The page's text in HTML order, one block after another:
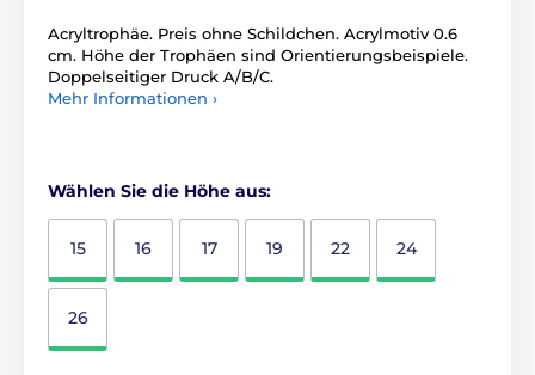
Acryltrophäe. Preis ohne Schildchen. Acrylmotiv 0.6
cm. Höhe der Trophäen sind Orientierungsbeispiele.
Doppelseitiger Druck A/B/C.
Mehr Informationen ›
Wählen Sie die Höhe aus:
15 16 17 19 22 24
26